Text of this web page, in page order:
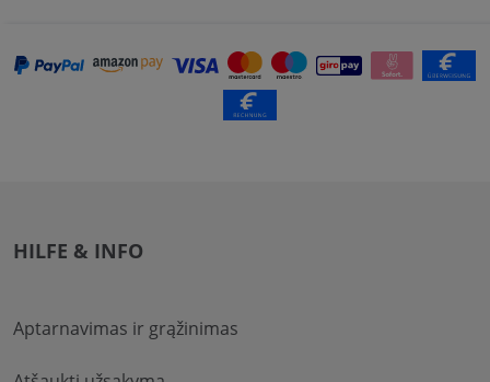
HILFE & INFO
Aptarnavimas ir grąžinimas